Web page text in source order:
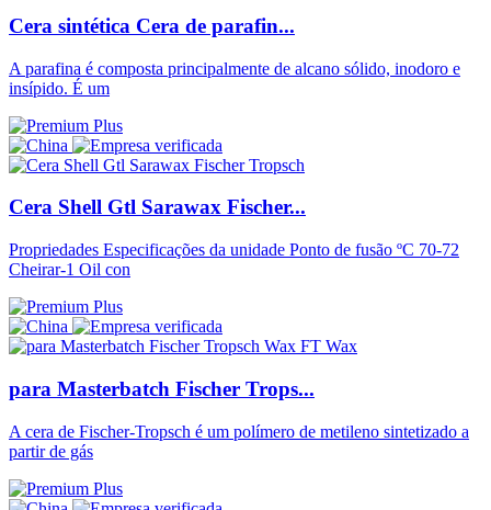
Cera sintética Cera de parafin...
A parafina é composta principalmente de alcano sólido, inodoro e
insípido. É um
Cera Shell Gtl Sarawax Fischer...
Propriedades Especificações da unidade Ponto de fusão ºC 70-72
Cheirar-1 Oil con
para Masterbatch Fischer Trops...
A cera de Fischer-Tropsch é um polímero de metileno sintetizado a
partir de gás